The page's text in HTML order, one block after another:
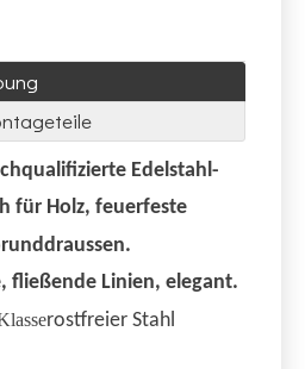
Edelstahl-
für Holz, feuerfeste
unddraussen.
fließende Linien, elegant.
rostfreier Stahl